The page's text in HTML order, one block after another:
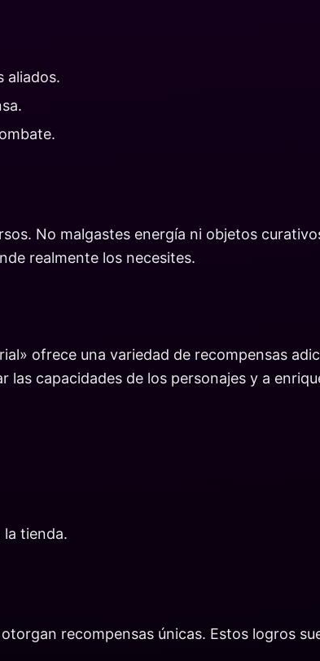
aliados.
No malgastes energía ni objetos
realmente los necesites.
ofrece una variedad de recompensas
capacidades de los personajes y a
la tienda.
recompensas únicas. Estos logros